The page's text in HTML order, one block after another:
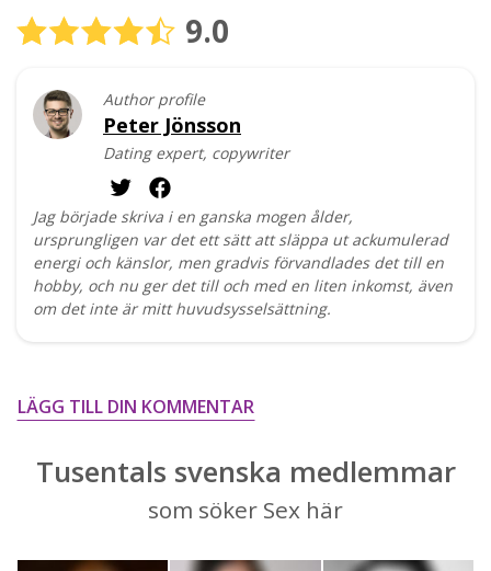
9.0
Author profile
Peter Jönsson
Dating expert, copywriter
Jag började skriva i en ganska mogen ålder,
ursprungligen var det ett sätt att släppa ut ackumulerad
energi och känslor, men gradvis förvandlades det till en
hobby, och nu ger det till och med en liten inkomst, även
om det inte är mitt huvudsysselsättning.
LÄGG TILL DIN KOMMENTAR
Tusentals svenska medlemmar
som söker Sex här